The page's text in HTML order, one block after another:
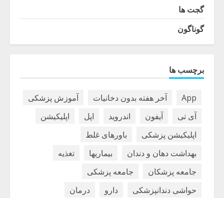
گجت ها
گوناگون
برچسب ها
App آخر هفته بدون دخانیات
آموزش پزشکی
آی تی
آیفون اندروید اپل
اپلیکیشن
اپلیکیشن پزشکی
باورهای غلط
بهداشت دهان و دندان
بیماریها
تغذیه
جامعه پزشکان
جامعه پزشکی
حواشی دندانپزشکی
دارو
درمان